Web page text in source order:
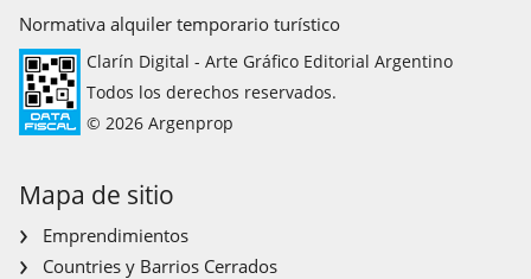
Normativa alquiler temporario turístico
Clarín Digital - Arte Gráfico Editorial Argentino
Todos los derechos reservados.
© 2026 Argenprop
Mapa de sitio
Emprendimientos
Countries y Barrios Cerrados